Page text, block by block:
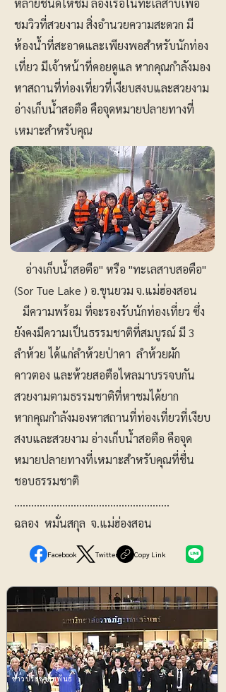
หลายชนิดให้ชม ล่องเรือในทะเลสาบเพื่อ
ชมวิวที่สวยงาม สิ่งอำนวยความสะดวก มี
ห้องน้ำที่สะอาดและเพียงพอสำหรับนักท่อง
เที่ยว มีเจ้าหน้าที่คอยดูแล หากคุณกำลังมอง
หาสถานที่ท่องเที่ยวที่เงียบสงบและสวยงาม
อ่างเก็บน้ำสอตือ คือจุดหมายปลายทางที่
เหมาะสำหรับคุณ
อ่างเก็บน้ำสอตือ" หรือ "ทะเลสาบสอตือ"
(Sor Tue Lake ) อ.ขุนยวม จ.แม่ฮ่องสอน
มีความพร้อม ที่จะรองรับนักท่องเที่ยว ซึ่ง
ยังคงมีความเป็นธรรมชาติที่สมบูรณ์ มี 3
ลำห้วย ได้แก่ลำห้วยป่าคา ลำห้วยผัก
คาวตอง และห้วยสอตือไหลมาบรรจบกัน
สวยงามตามธรรมชาติที่หาชมได้ยาก
หากคุณกำลังมองหาสถานที่ท่องเที่ยวที่เงียบ
สงบและสวยงาม อ่างเก็บน้ำสอตือ คือจุด
หมายปลายทางที่เหมาะสำหรับคุณที่ชื่น
ชอบธรรมชาติ
……………………………………………….
ฉลอง หมั่นสกุล จ.แม่ฮ่องสอน
Facebook Twitter Copy Link
ข่าวประชาสัมพันธ์